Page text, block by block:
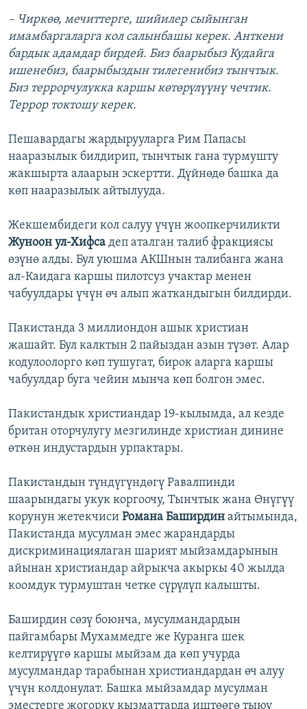
– Чиркөө, мечиттерге, шийилер сыйынган
имамбаргаларга кол салынбашы керек. Анткени
бардык адамдар бирдей. Биз баарыбыз Кудайга
ишенебиз, баарыбыздын тилегенибиз тынчтык.
Биз террорчулукка каршы көтөрүлүүнү чечтик.
Террор токтошу керек.
Пешавардагы жардырууларга Рим Папасы
нааразылык билдирип, тынчтык гана турмушту
жакшырта алаарын эскертти. Дүйнөдө башка да
көп нааразылык айтылууда.
Жекшембидеги кол салуу үчүн жоопкерчиликти
Жуноон ул-Хифса деп аталган талиб фракциясы
өзүнө алды. Бул уюшма АКШнын талибанга жана
ал-Каидага каршы пилотсуз учактар менен
чабуулдары үчүн өч алып жаткандыгын билдирди.
Пакистанда 3 миллиондон ашык христиан
жашайт. Бул калктын 2 пайыздан азын түзөт. Алар
кодулоолорго көп тушугат, бирок аларга каршы
чабуулдар буга чейин мынча көп болгон эмес.
Пакистандык христиандар 19-кылымда, ал кезде
британ оторчулугу мезгилинде христиан динине
өткөн индустардын урпактары.
Пакистандын түндүгүндөгү Равалпинди
шаарындагы укук коргоочу, Тынчтык жана Өнүгүү
корунун жетекчиси Романа Баширдин айтымында,
Пакистанда мусулман эмес жарандарды
дискриминациялаган шарият мыйзамдарынын
айынан христиандар айрыкча акыркы 40 жылда
коомдук турмуштан четке сүрүлүп калышты.
Баширдин сөзү боюнча, мусулмандардын
пайгамбары Мухаммедге же Куранга шек
келтирүүгө каршы мыйзам да көп учурда
мусулмандар тарабынан христиандардан өч алуу
үчүн колдонулат. Башка мыйзамдар мусулман
эместерге жогорку кызматтарда иштөөгө тыюу